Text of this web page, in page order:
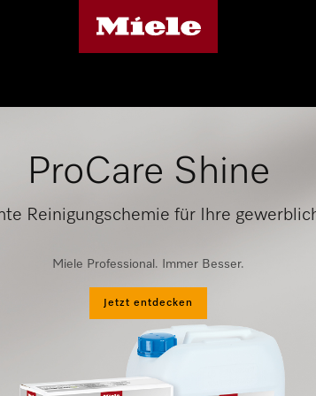
ProCare Shine
Reinigungschemie für Ihre
Miele Professional. Immer Besser.
Jetzt entdecken